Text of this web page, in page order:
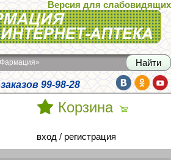
Версия для слабовидящих
99-98-28
Корзина
вход / регистрация